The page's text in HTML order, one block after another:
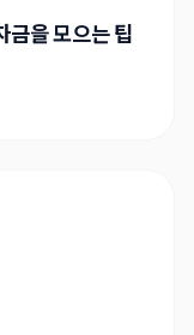
금을 모으는 팁